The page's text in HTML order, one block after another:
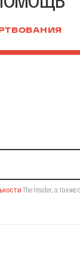
The Insider, а также